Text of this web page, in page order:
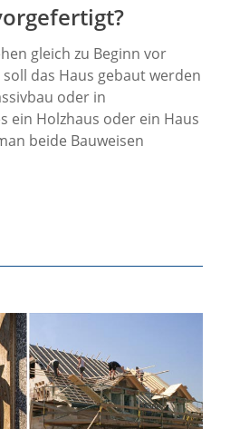
gleich zu Beginn vor
das Haus gebaut werden
oder in
ein Holzhaus oder ein Haus
beide Bauweisen